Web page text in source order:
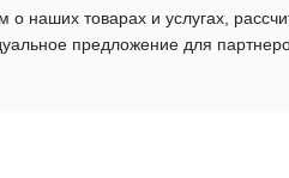
о наших товарах и услугах,
предложение для